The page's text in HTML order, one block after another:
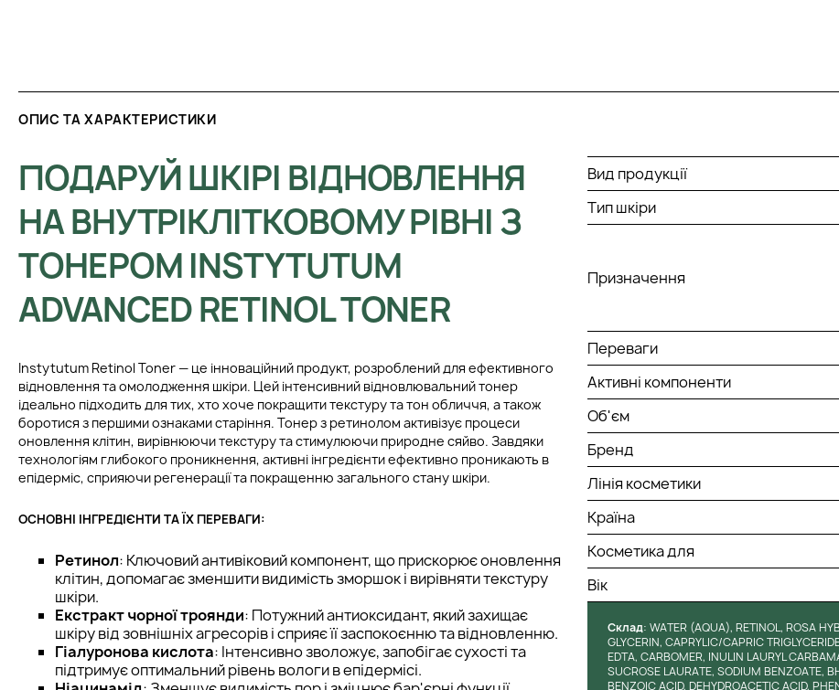
ОПИС ТА ХАРАКТЕРИСТИКИ
ПОДАРУЙ ШКІРІ ВІДНОВЛЕННЯ
НА ВНУТРІКЛІТКОВОМУ РІВНІ З
ТОНЕРОМ INSTYTUTUM
ADVANCED RETINOL TONER
Instytutum Retinol Toner — це інноваційний продукт, розроблений для ефективного
відновлення та омолодження шкіри. Цей інтенсивний відновлювальний тонер
ідеально підходить для тих, хто хоче покращити текстуру та тон обличчя, а також
боротися з першими ознаками старіння. Тонер з ретинолом активізує процеси
оновлення клітин, вирівнюючи текстуру та стимулюючи природне сяйво. Завдяки
технологіям глибокого проникнення, активні інгредієнти ефективно проникають в
епідерміс, сприяючи регенерації та покращенню загального стану шкіри.
ОСНОВНІ ІНГРЕДІЄНТИ ТА ЇХ ПЕРЕВАГИ:
Ретинол: Ключовий антивіковий компонент, що прискорює оновлення
клітин, допомагає зменшити видимість зморшок і вирівняти текстуру
шкіри.
Екстракт чорної троянди: Потужний антиоксидант, який захищає
шкіру від зовнішніх агресорів і сприяє її заспокоєнню та відновленню.
Гіалуронова кислота: Інтенсивно зволожує, запобігає сухості та
підтримує оптимальний рівень вологи в епідермісі.
Вид продукції
Тип шкіри
Призначення
Переваги
Активні компоненти
Об'єм
Бренд
Лінія косметики
Країна
Косметика для
Вік
Cклад: WATER (AQUA), RETINOL, ROSA
GLYCERIN, CAPRYLIC/CAPRIC
EDTA, CARBOMER, INULIN LAURYL
SUCROSE LAURATE, SODIUM BENZOATE,
BENZOIC ACID, DEHYDROACETIC ACID,